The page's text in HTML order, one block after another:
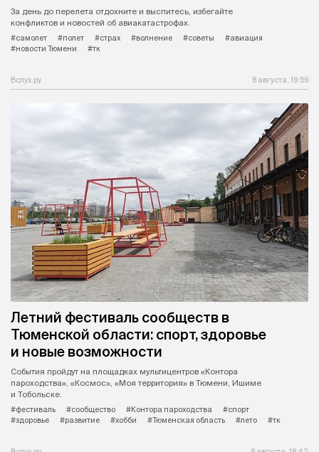
За день до перелета отдохните и выспитесь, избегайте
конфликтов и новостей об авиакатастрофах.
#самолет
#полет #страх #волнение #советы
#авиация
#новости Тюмени
#тк
Вслух.ру 8 августа, 19:59
Летний фестиваль сообществ в
Тюменской области: спорт, здоровье
и новые возможности
События пройдут на площадках мультицентров «Контора
пароходства», «Космос», «Моя территория» в Тюмени, Ишиме
и Тобольске.
#фестиваль
#сообщество #Контора пароходства
#спорт
#здоровье
#развитие #хобби #Тюменская область #лето #тк